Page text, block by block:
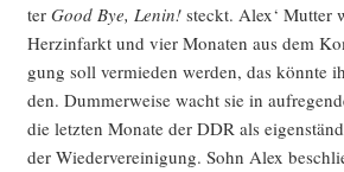
ter Good Bye, Lenin!steckt. Alex‘ Mut­ter
Herz­in­farkt und vier Mona­ten aus dem
gung soll ver­mie­den wer­den, das könn­te
den. Dum­mer­wei­se wacht sie in
die letz­ten Mona­te der DDR als
der Wie­der­ver­ei­ni­gung. Sohn Alex